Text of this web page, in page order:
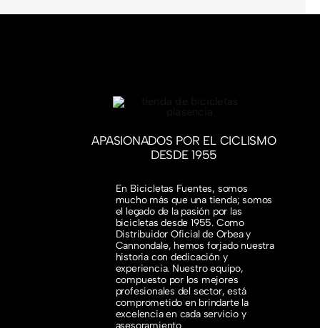
APASIONADOS POR EL CICLISMO
DESDE 1955
En Bicicletas Fuentes, somos
mucho más que una tienda; somos
el legado de la pasión por las
bicicletas desde 1955. Como
Distribuidor Oficial de Orbea y
Cannondale, hemos forjado nuestra
historia con dedicación y
experiencia. Nuestro equipo,
compuesto por los mejores
profesionales del sector, está
comprometido en brindarte la
excelencia en cada servicio y